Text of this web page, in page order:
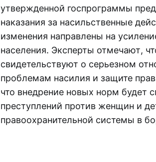
утвержденной госпрограммы
наказания за насильственные
изменения направлены на
населения. Эксперты отмечают,
свидетельствуют о серьезном
проблемам насилия и защите
что внедрение новых норм будет
преступлений против женщин и
правоохранительной системы в